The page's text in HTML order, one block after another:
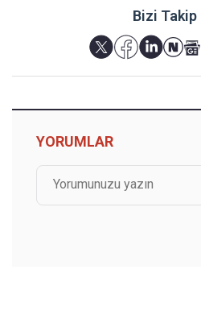
Bizi Takip
YORUMLAR